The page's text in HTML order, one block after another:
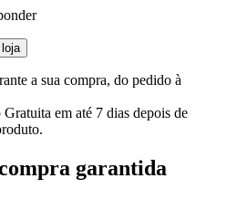
a sua compra, do pedido à
Gratuita em até 7 dias depois de
garantida